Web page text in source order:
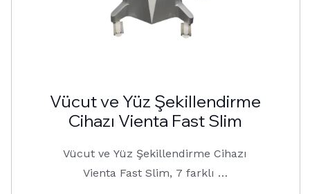
Vücut ve Yüz Şekillendirme
Cihazı Vienta Fast Slim
Vücut ve Yüz Şekillendirme Cihazı
Vienta Fast Slim, 7 farklı …